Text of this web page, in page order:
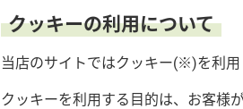
クッキーの利用について
当店のサイトではクッキー(※)を利用
クッキーを利用する目的は、お客様